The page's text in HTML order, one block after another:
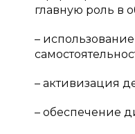
главную роль в
–
– активизация
– обеспечение